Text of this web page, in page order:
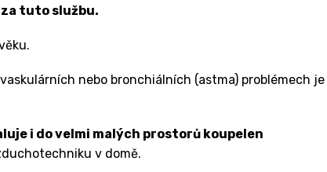
tuto službu.
nebo bronchiálních (astma) problémech je
i do velmi malých prostorů koupelen
v domě.